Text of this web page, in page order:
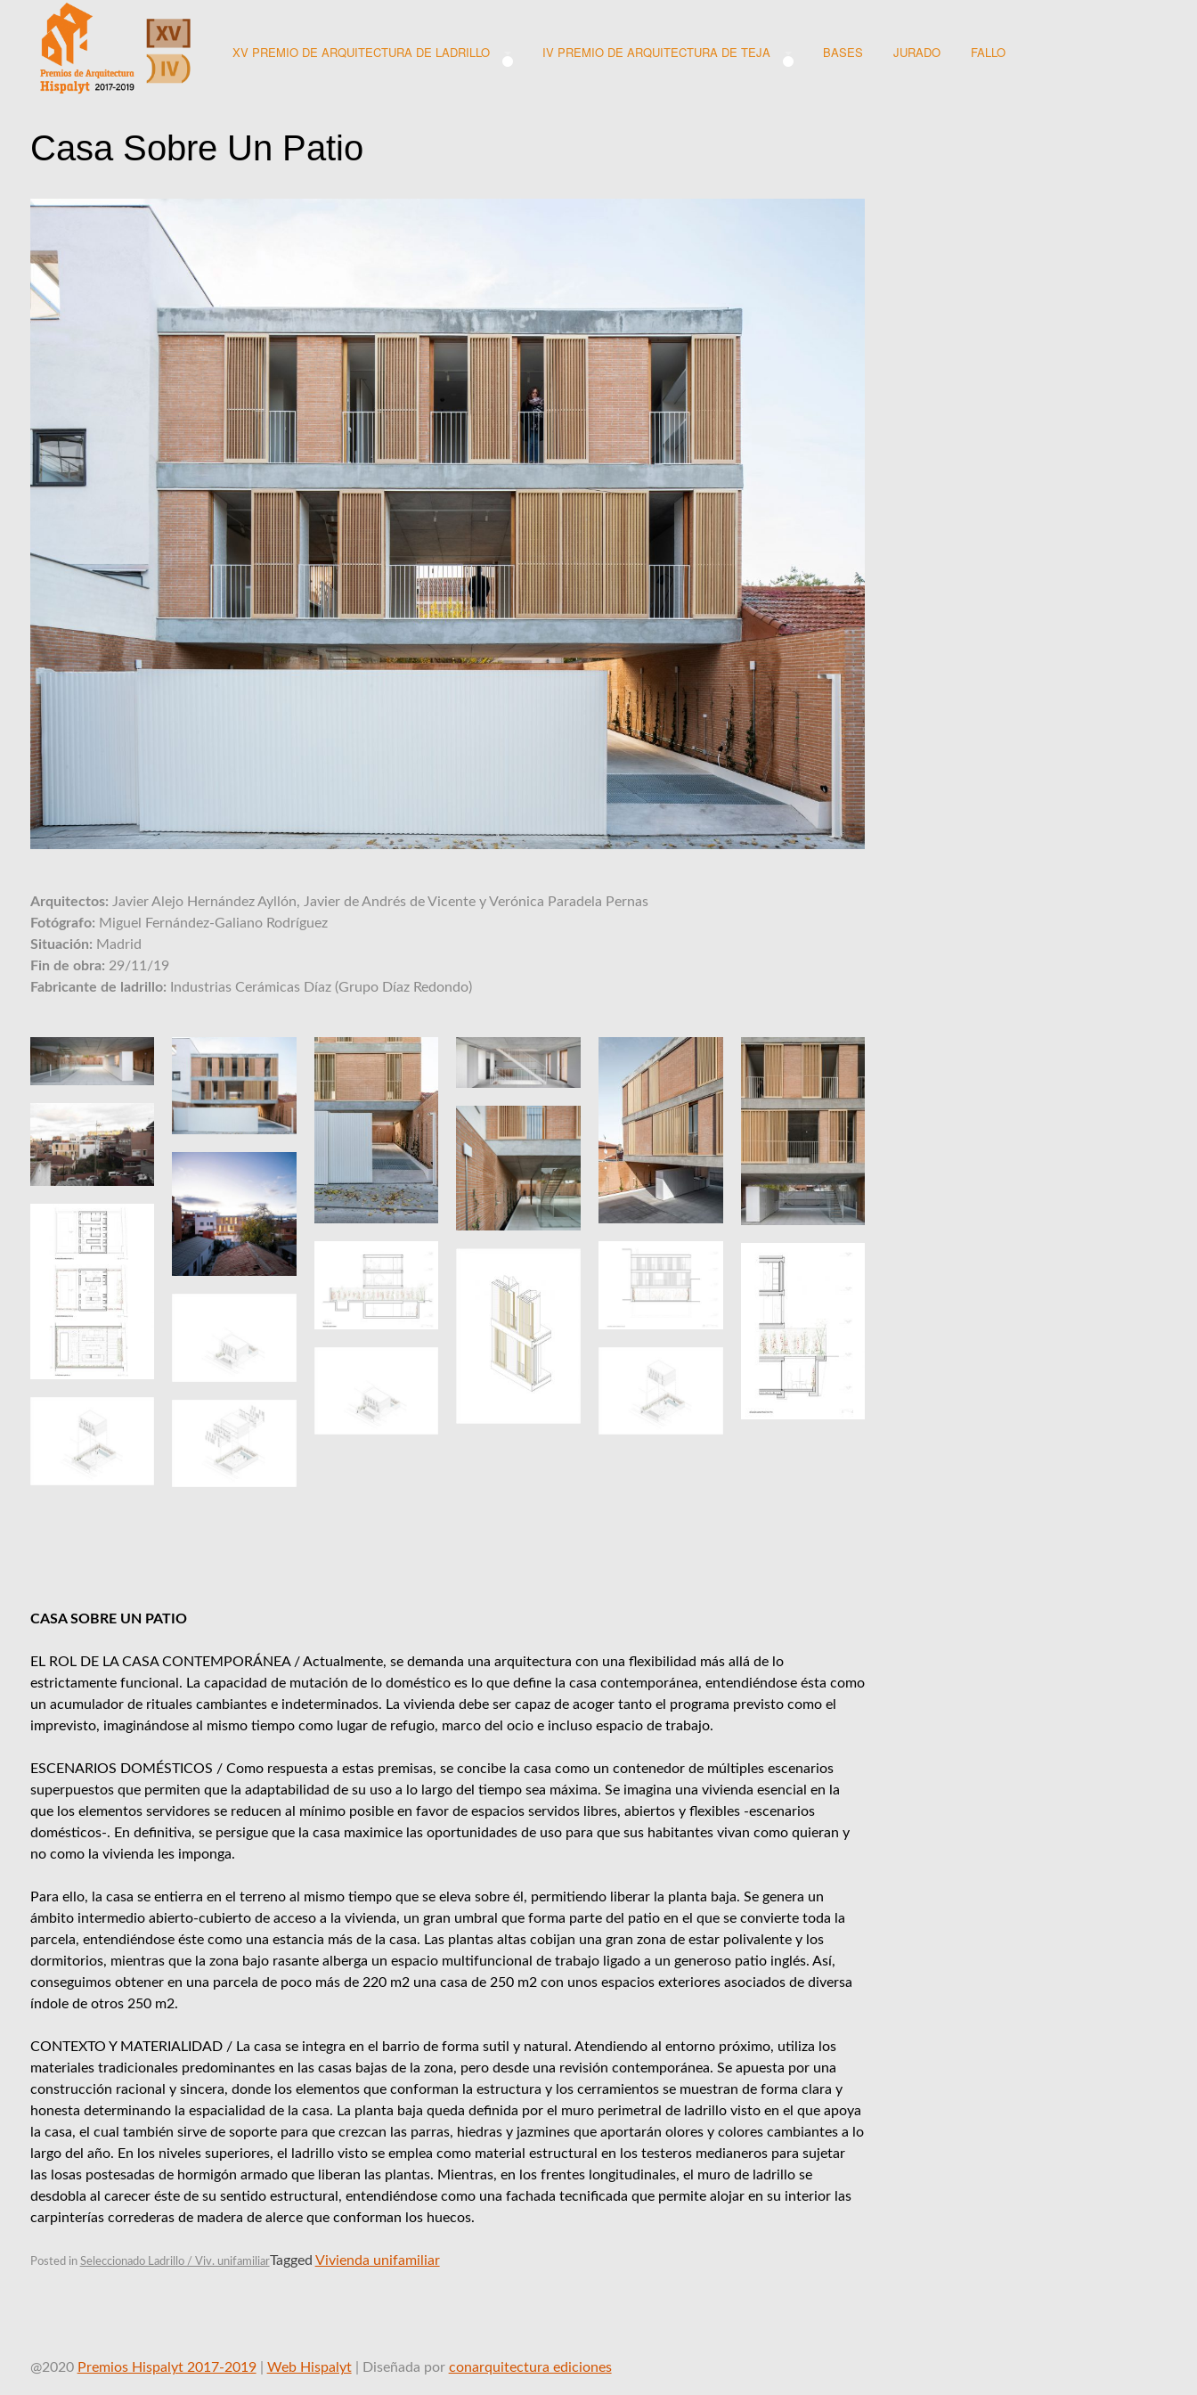
content
PREMIOS HISPALYT 2017-2019
XV PREMIO DE ARQUITECTURA DE LADRILLO IV PREMIO DE ARQUITECTURA DE TEJA BASES JURADO FALLO
Casa Sobre Un Patio
Arquitectos: Javier Alejo Hernández Ayllón, Javier de Andrés de Vicente y Verónica Paradela Pernas
Fotógrafo: Miguel Fernández-Galiano Rodríguez
Situación: Madrid
Fin de obra: 29/11/19
Fabricante de ladrillo: Industrias Cerámicas Díaz (Grupo Díaz Redondo)
CASA SOBRE UN PATIO
EL ROL DE LA CASA CONTEMPORÁNEA / Actualmente, se demanda una arquitectura con una flexibilidad más allá de lo
estrictamente funcional. La capacidad de mutación de lo doméstico es lo que define la casa contemporánea, entendiéndose ésta como
un acumulador de rituales cambiantes e indeterminados. La vivienda debe ser capaz de acoger tanto el programa previsto como el
imprevisto, imaginándose al mismo tiempo como lugar de refugio, marco del ocio e incluso espacio de trabajo.
ESCENARIOS DOMÉSTICOS / Como respuesta a estas premisas, se concibe la casa como un contenedor de múltiples escenarios
superpuestos que permiten que la adaptabilidad de su uso a lo largo del tiempo sea máxima. Se imagina una vivienda esencial en la
que los elementos servidores se reducen al mínimo posible en favor de espacios servidos libres, abiertos y flexibles -escenarios
domésticos-. En definitiva, se persigue que la casa maximice las oportunidades de uso para que sus habitantes vivan como quieran y
no como la vivienda les imponga.
Para ello, la casa se entierra en el terreno al mismo tiempo que se eleva sobre él, permitiendo liberar la planta baja. Se genera un
ámbito intermedio abierto-cubierto de acceso a la vivienda, un gran umbral que forma parte del patio en el que se convierte toda la
parcela, entendiéndose éste como una estancia más de la casa. Las plantas altas cobijan una gran zona de estar polivalente y los
dormitorios, mientras que la zona bajo rasante alberga un espacio multifuncional de trabajo ligado a un generoso patio inglés. Así,
conseguimos obtener en una parcela de poco más de 220 m2 una casa de 250 m2 con unos espacios exteriores asociados de diversa
índole de otros 250 m2.
CONTEXTO Y MATERIALIDAD / La casa se integra en el barrio de forma sutil y natural. Atendiendo al entorno próximo, utiliza los
materiales tradicionales predominantes en las casas bajas de la zona, pero desde una revisión contemporánea. Se apuesta por una
construcción racional y sincera, donde los elementos que conforman la estructura y los cerramientos se muestran de forma clara y
honesta determinando la espacialidad de la casa. La planta baja queda definida por el muro perimetral de ladrillo visto en el que apoya
la casa, el cual también sirve de soporte para que crezcan las parras, hiedras y jazmines que aportarán olores y colores cambiantes a lo
largo del año. En los niveles superiores, el ladrillo visto se emplea como material estructural en los testeros medianeros para sujetar
las losas postesadas de hormigón armado que liberan las plantas. Mientras, en los frentes longitudinales, el muro de ladrillo se
desdobla al carecer éste de su sentido estructural, entendiéndose como una fachada tecnificada que permite alojar en su interior las
carpinterías correderas de madera de alerce que conforman los huecos.
Posted in Seleccionado Ladrillo / Viv. unifamiliarTagged Vivienda unifamiliar
@2020 Premios Hispalyt 2017-2019| Web Hispalyt| Diseñada por conarquitectura ediciones